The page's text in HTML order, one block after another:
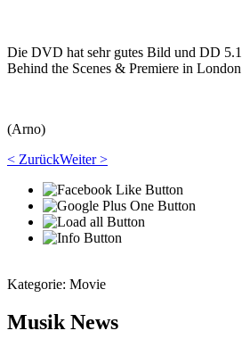
Die DVD hat sehr gutes Bild und DD
Behind the Scenes & Premiere in
(Arno)
< ZurückWeiter >
Kategorie: Movie
Musik News